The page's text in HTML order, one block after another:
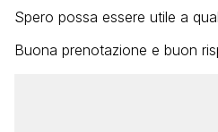
Spero possa essere utile a
Buona prenotazione e buon